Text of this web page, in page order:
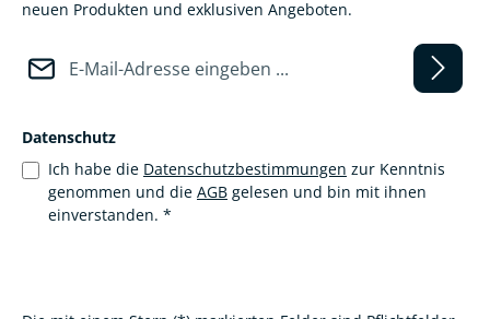
neuen Produkten und exklusiven Angeboten.
Datenschutz
Ich habe die Datenschutzbestimmungen zur Kenntnis
genommen und die AGB gelesen und bin mit ihnen
einverstanden. *